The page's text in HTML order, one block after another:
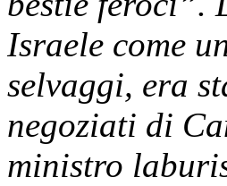
Israele come
selvaggi, era
negoziati di
ministro